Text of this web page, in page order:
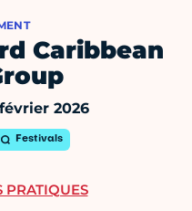
Caribbean
2026
Festivals
PRATIQUES